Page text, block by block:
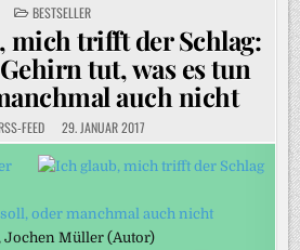
POSTED
IN
BESTSELLER
mich trifft der Schlag:
tut, was es tun
auch nicht
FEED 29. JANUAR 2017
oder manchmal auch nicht
, Jochen Müller(Autor)